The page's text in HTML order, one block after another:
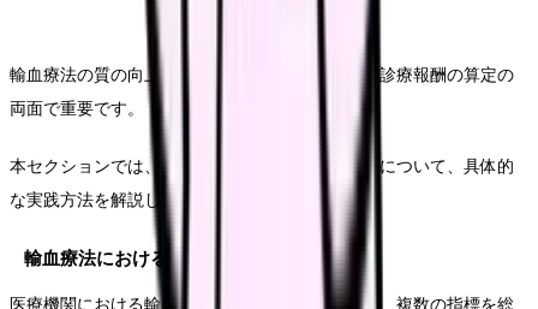
輸血療法の質の向上は、患者安全の確保と適切な診療報酬の算定の
両面で重要です。
本セクションでは、質の向上と収益改善の関係性について、具体的
な実践方法を解説していきます。
輸血療法における質の評価指標
医療機関における輸血療法の質を評価する際には、複数の指標を総